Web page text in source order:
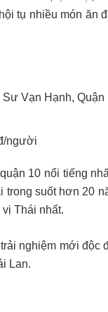
tụ nhiều món ăn
Vạn Hạnh, Quận
người
10 nổi tiếng
suốt hơn 20
Thái nhất.
nghiệm mới độc
Lan.